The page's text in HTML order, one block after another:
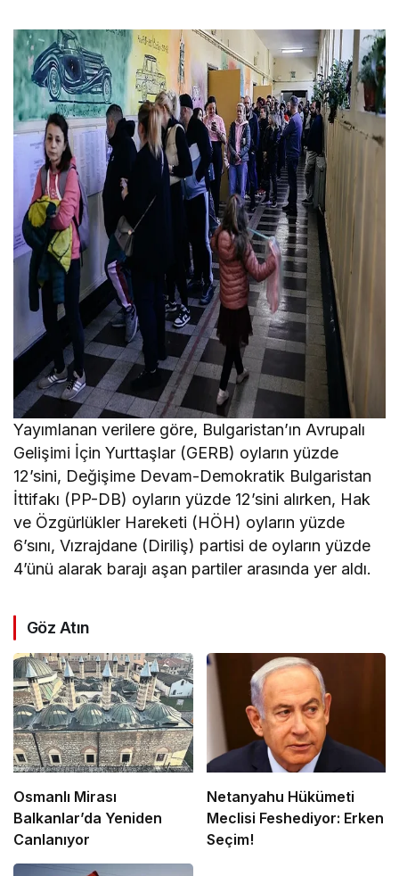
Yayımlanan verilere göre, Bulgaristan’ın Avrupalı
Gelişimi İçin Yurttaşlar (GERB) oyların yüzde
12’sini, Değişime Devam-Demokratik Bulgaristan
İttifakı (PP-DB) oyların yüzde 12’sini alırken, Hak
ve Özgürlükler Hareketi (HÖH) oyların yüzde
6’sını, Vızrajdane (Diriliş) partisi de oyların yüzde
4’ünü alarak barajı aşan partiler arasında yer aldı.
Göz Atın
Osmanlı Mirası
Balkanlar’da Yeniden
Canlanıyor
Netanyahu Hükümeti
Meclisi Feshediyor: Erken
Seçim!